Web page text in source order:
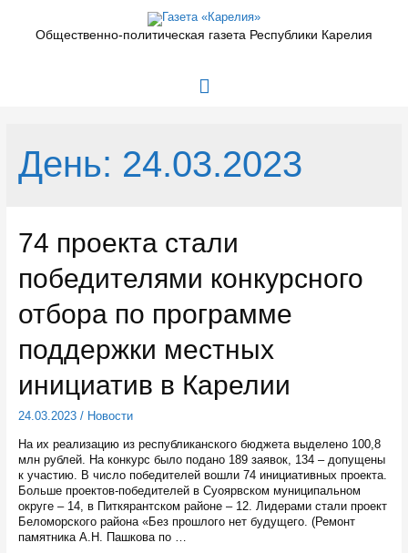
содержимомуОбщественно-политическая газета Республики Карелия
Главное
День: 24.03.2023
74 проекта стали
победителями конкурсного
отбора по программе
поддержки местных
инициатив в Карелии
24.03.2023/ Новости
На их реализацию из республиканского бюджета выделено 100,8
млн рублей. На конкурс было подано 189 заявок, 134 – допущены
к участию. В число победителей вошли 74 инициативных проекта.
Больше проектов-победителей в Суоярвском муниципальном
округе – 14, в Питкярантском районе – 12. Лидерами стали проект
Беломорского района «Без прошлого нет будущего. (Ремонт
памятника А.Н. Пашкова по …